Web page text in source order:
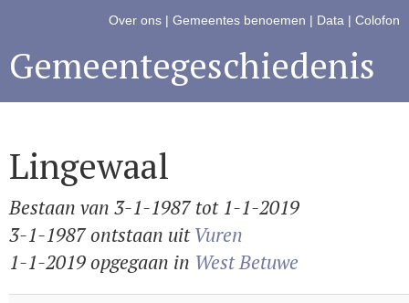
Over ons | Gemeentes benoemen | Data | Colofon
Gemeentegeschiedenis
Lingewaal
Bestaan van 3-1-1987 tot 1-1-2019
3-1-1987 ontstaan uitVuren
1-1-2019 opgegaan in West Betuwe